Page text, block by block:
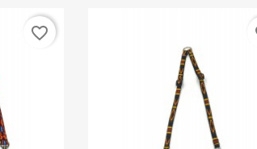
favorite_border